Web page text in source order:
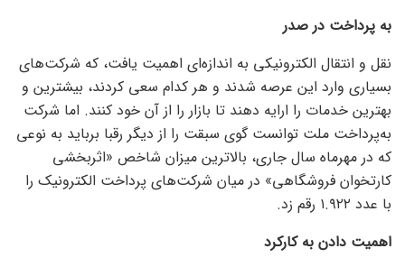
به پرداخت در صدر
نقل و انتقال الکترونیکی به اندازه‌ای اهمیت یافت، که شرکت‌های
بسیاری وارد این عرصه شدند و هر کدام سعی کردند، بیشترین و
بهترین خدمات را ارایه دهند تا بازار را از آن خود کنند. اما شرکت
به‌پرداخت ملت توانست گوی سبقت را از دیگر رقبا برباید به نوعی
که در مهرماه سال جاری، بالاترین میزان شاخص «اثربخشی
کارتخوان فروشگاهی» در میان شرکت‌های پرداخت الکترونیک را
با عدد ۱.۹۲۲ رقم زد.
اهمیت دادن به کارکرد